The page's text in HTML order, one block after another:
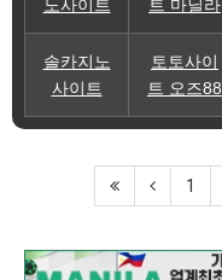
노사이트 트 마닐라
솔카지노
사이트
토토사이
트 오즈88
1